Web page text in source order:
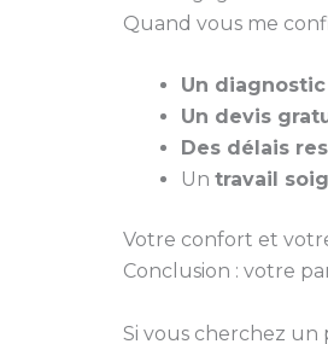
Quand vous me
Un
Un devis
Des délais
Un travail
Votre confort et
Conclusion : votre
Si vous cherchez un